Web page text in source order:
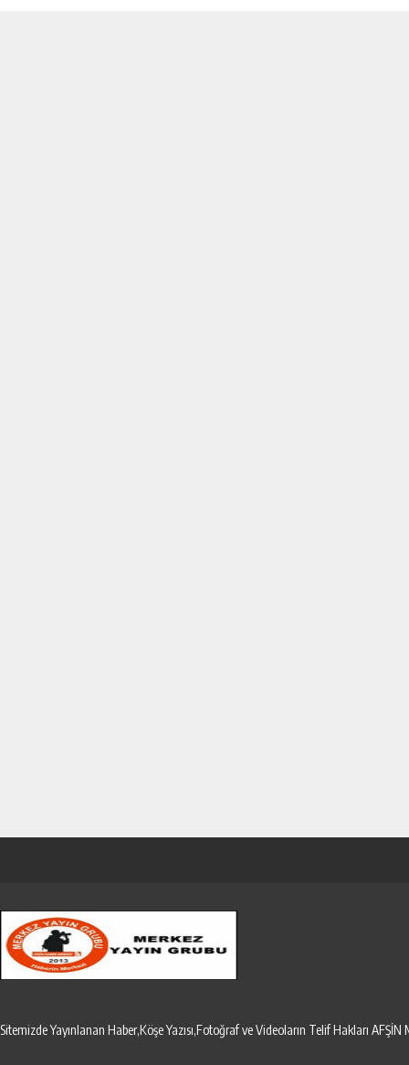
Sitemizde Yayınlanan Haber,Köşe Yazısı,Fotoğraf ve Videoların Telif Hakları